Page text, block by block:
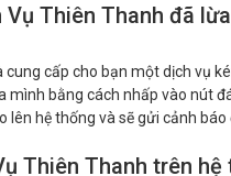
Thiên Thanh đã
cấp cho bạn một dịch vụ
bằng cách nhấp vào nút
hệ thống và sẽ gửi cảnh
Thiên Thanh trên